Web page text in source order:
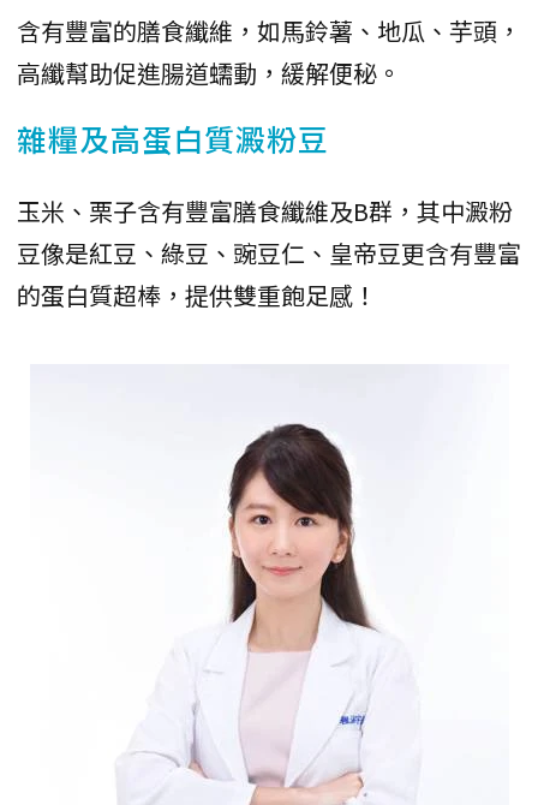
含有豐富的膳食纖維，如馬鈴薯、地瓜、芋頭，
高纖幫助促進腸道蠕動，緩解便秘。
雜糧及高蛋白質澱粉豆
玉米、栗子含有豐富膳食纖維及B群，其中澱粉
豆像是紅豆、綠豆、豌豆仁、皇帝豆更含有豐富
的蛋白質超棒，提供雙重飽足感！